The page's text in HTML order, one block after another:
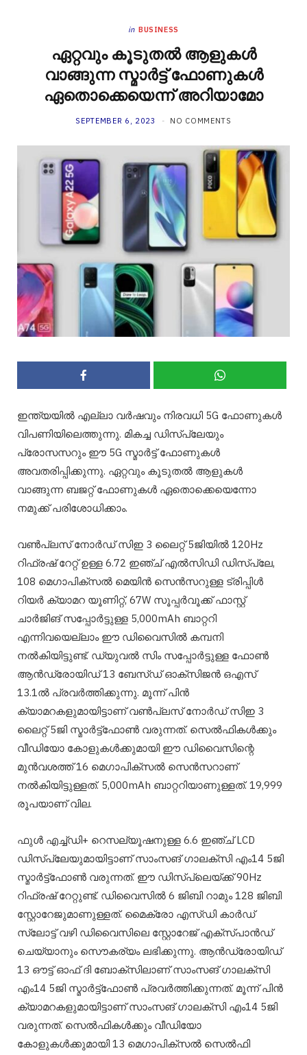
in BUSINESS
ഏറ്റവും കൂടുതൽ ആളുകൾ
വാങ്ങുന്ന സ്മാർട്ട് ഫോണുകൾ
ഏതൊക്കെയെന്ന് അറിയാമോ
SEPTEMBER 6, 2023 NO COMMENTS
ഇന്ത്യയിൽ എല്ലാ വർഷവും നിരവധി 5G ഫോണുകൾ
വിപണിയിലെത്തുന്നു. മികച്ച ഡിസ്‌പ്ലേയും
പ്രോസസറും ഈ 5G സ്മാർട്ട് ഫോണുകൾ
അവതരിപ്പിക്കുന്നു. ഏറ്റവും കൂടുതൽ ആളുകൾ
വാങ്ങുന്ന ബജറ്റ് ഫോണുകൾ ഏതൊക്കെയെന്നോ
നമുക്ക് പരിശോധിക്കാം.
വൺപ്ലസ് നോർഡ് സിഇ 3 ലൈറ്റ് 5ജിയിൽ 120Hz
റിഫ്രഷ് റേറ്റ് ഉള്ള 6.72 ഇഞ്ച് എൽസിഡി ഡിസ്‌പ്ലേ,
108 മെഗാപിക്സൽ മെയിൻ സെൻസറുള്ള ട്രിപ്പിൾ
റിയർ ക്യാമറ യൂണിറ്റ്, 67W സൂപ്പർവൂക്ക് ഫാസ്റ്റ്
ചാർജിങ് സപ്പോർട്ടുള്ള 5,000mAh ബാറ്ററി
എന്നിവയെല്ലാം ഈ ഡിവൈസിൽ കമ്പനി
നൽകിയിട്ടുണ്ട്. ഡ്യുവൽ സിം സപ്പോർട്ടുള്ള ഫോൺ
ആൻഡ്രോയിഡ് 13 ബേസ്ഡ് ഓക്സിജൻ ഒഎസ്
13.1ൽ പ്രവർത്തിക്കുന്നു. മൂന്ന് പിൻ
ക്യാമറകളുമായിട്ടാണ് വൺപ്ലസ് നോർഡ് സിഇ 3
ലൈറ്റ് 5ജി സ്മാർട്ട്ഫോൺ വരുന്നത്. സെൽഫികൾക്കും
വീഡിയോ കോളുകൾക്കുമായി ഈ ഡിവൈസിന്റെ
മുൻവശത്ത് 16 മെഗാപിക്സൽ സെൻസറാണ്
നൽകിയിട്ടുള്ളത്. 5,000mAh ബാറ്ററിയാണുള്ളത്. 19,999
രൂപയാണ് വില.
ഫുൾ എച്ച്‌ഡി+ റെസല്യൂഷനുള്ള 6.6 ഇഞ്ച് LCD
ഡിസ്‌പ്ലേയുമായിട്ടാണ് സാംസങ് ഗാലക്സി എം14 5ജി
സ്മാർട്ട്ഫോൺ വരുന്നത്. ഈ ഡിസ്പ്ലെയ്ക്ക് 90Hz
റിഫ്രഷ് റേറ്റുണ്ട്. ഡിവൈസിൽ 6 ജിബി റാമും 128 ജിബി
സ്റ്റോറേജുമാണുള്ളത്. മൈക്രോ എസ്ഡി കാർഡ്
സ്ലോട്ട് വഴി ഡിവൈസിലെ സ്റ്റോറേജ് എക്സ്പാൻഡ്
ചെയ്യാനും സൌകര്യം ലഭിക്കുന്നു. ആൻഡ്രോയിഡ്
13 ഔട്ട് ഓഫ് ദി ബോക്‌സിലാണ് സാംസങ് ഗാലക്സി
എം14 5ജി സ്മാർട്ട്ഫോൺ പ്രവർത്തിക്കുന്നത്. മൂന്ന് പിൻ
ക്യാമറകളുമായിട്ടാണ് സാംസങ് ഗാലക്സി എം14 5ജി
വരുന്നത്. സെൽഫികൾക്കും വീഡിയോ
കോളുകൾക്കുമായി 13 മെഗാപിക്സൽ സെൽഫി